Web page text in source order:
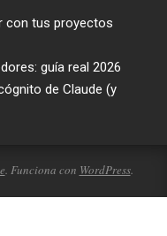
con tus proyectos
guía real 2026
de Claude (y
. Funciona con WordPress.